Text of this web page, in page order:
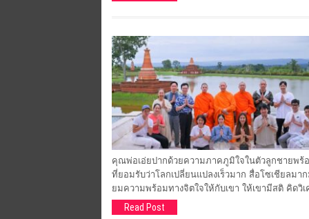
คุณพ่อเอ่ยปากด้วยความภาคภูมิใจในตัวลูกชายพร้
ที่ยอมรับว่าโลกเปลี่ยนแปลงเร็วมาก สื่อโซเชียลมา
ยมความพร้อมทางจิตใจให้กับเขา ให้เขามีสติ คิดวิ
Read Post